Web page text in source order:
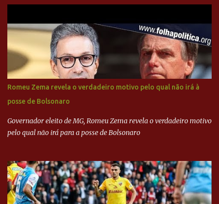
Executiva Nacional do PSDB (Valter Campanato/Agência Brasil) O
texto também põe fim a um mistério: três fontes confirmaram à
revista que o codinome “santo” que aparece em planilhas da
empreiteira refere-se ao governador de São Paulo, Geraldo
Alckmin (PSDB) — nenhum deles, no entanto, disse ter negociado
diretamente com o paulista. Depoimentos mostram como o
dinheiro da Odebrecht bancou a campanha de Serra em 2010 Leia
mais... A Lava Jato chega ao PSDB | VEJA.com
Romeu Zema revela o verdadeiro motivo pelo qual não irá à
posse de Bolsonaro
Governador eleito de MG, Romeu Zema revela o verdadeiro motivo
pelo qual não irá para a posse de Bolsonaro